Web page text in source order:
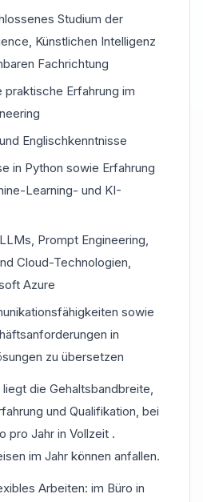
Studium der
Künstlichen Intelligenz
Fachrichtung
Erfahrung im
Englischkenntnisse
in Python sowie Erfahrung
Learning- und KI-
Prompt Engineering,
Cloud-Technologien,
Azure
sowie
in
zu übersetzen
die Gehaltsbandbreite,
und Qualifikation, bei
pro Jahr in Vollzeit .
im Jahr können anfallen.
Arbeiten: im Büro in